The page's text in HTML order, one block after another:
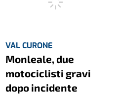
VAL CURONE
Monleale, due
motociclisti gravi
dopo incidente